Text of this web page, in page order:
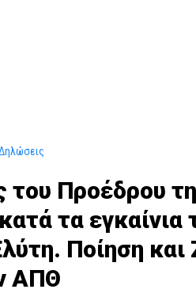
του Προέδρου
τα
Ποίηση
ΑΠΘ